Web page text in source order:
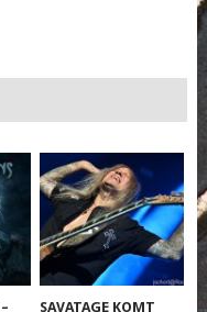
SAVATAGE KOMT